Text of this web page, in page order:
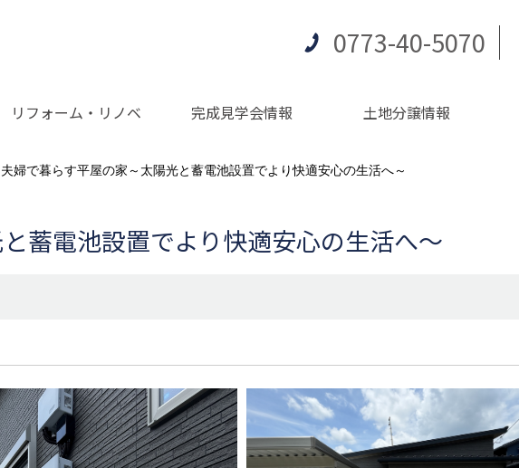
0773-40-5070
リフォーム・リノベ 完成見学会情報 土地分譲情報
夫婦で暮らす平屋の家～太陽光と蓄電池設置でより快適安心の生活へ～
蓄電池設置でより快適安心の生活へ～